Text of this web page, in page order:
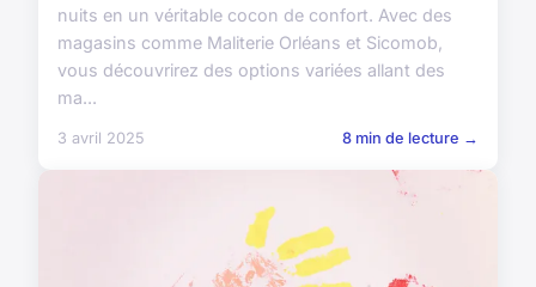
nuits en un véritable cocon de confort. Avec des
magasins comme Maliterie Orléans et Sicomob,
vous découvrirez des options variées allant des
ma...
3 avril 2025 8 min de lecture →